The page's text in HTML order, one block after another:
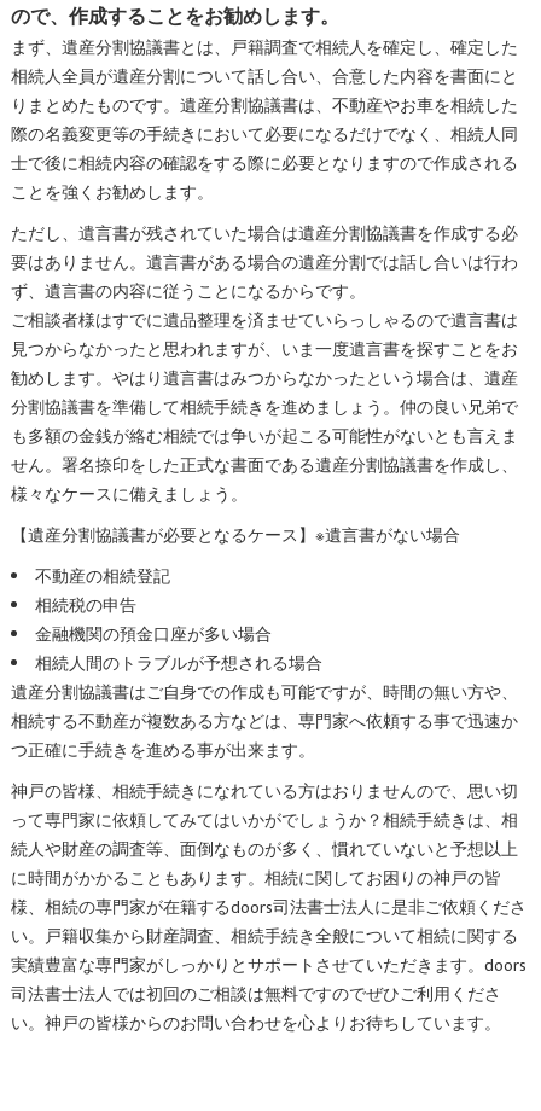
ので、作成することをお勧めします。
まず、遺産分割協議書とは、戸籍調査で相続人を確定し、確定した
相続人全員が遺産分割について話し合い、合意した内容を書面にと
りまとめたものです。遺産分割協議書は、不動産やお車を相続した
際の名義変更等の手続きにおいて必要になるだけでなく、相続人同
士で後に相続内容の確認をする際に必要となりますので作成される
ことを強くお勧めします。
ただし、遺言書が残されていた場合は遺産分割協議書を作成する必
要はありません。遺言書がある場合の遺産分割では話し合いは行わ
ず、遺言書の内容に従うことになるからです。
ご相談者様はすでに遺品整理を済ませていらっしゃるので遺言書は
見つからなかったと思われますが、いま一度遺言書を探すことをお
勧めします。やはり遺言書はみつからなかったという場合は、遺産
分割協議書を準備して相続手続きを進めましょう。仲の良い兄弟で
も多額の金銭が絡む相続では争いが起こる可能性がないとも言えま
せん。署名捺印をした正式な書面である遺産分割協議書を作成し、
様々なケースに備えましょう。
【遺産分割協議書が必要となるケース】※遺言書がない場合
不動産の相続登記
相続税の申告
金融機関の預金口座が多い場合
相続人間のトラブルが予想される場合
遺産分割協議書はご自身での作成も可能ですが、時間の無い方や、
相続する不動産が複数ある方などは、専門家へ依頼する事で迅速か
つ正確に手続きを進める事が出来ます。
神戸の皆様、相続手続きになれている方はおりませんので、思い切
って専門家に依頼してみてはいかがでしょうか？相続手続きは、相
続人や財産の調査等、面倒なものが多く、慣れていないと予想以上
に時間がかかることもあります。相続に関してお困りの神戸の皆
様、相続の専門家が在籍するdoors司法書士法人に是非ご依頼くださ
い。戸籍収集から財産調査、相続手続き全般について相続に関する
実績豊富な専門家がしっかりとサポートさせていただきます。doors
司法書士法人では初回のご相談は無料ですのでぜひご利用くださ
い。神戸の皆様からのお問い合わせを心よりお待ちしています。